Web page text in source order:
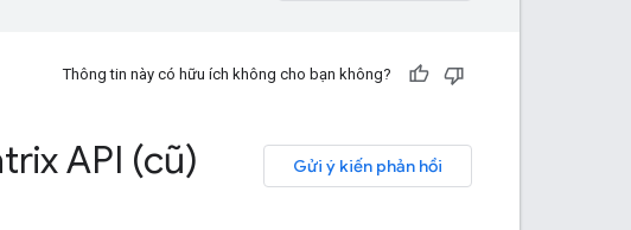
Thông tin này có hữu ích không cho bạn không?
Gửi ý kiến phản hồi
API (cũ)